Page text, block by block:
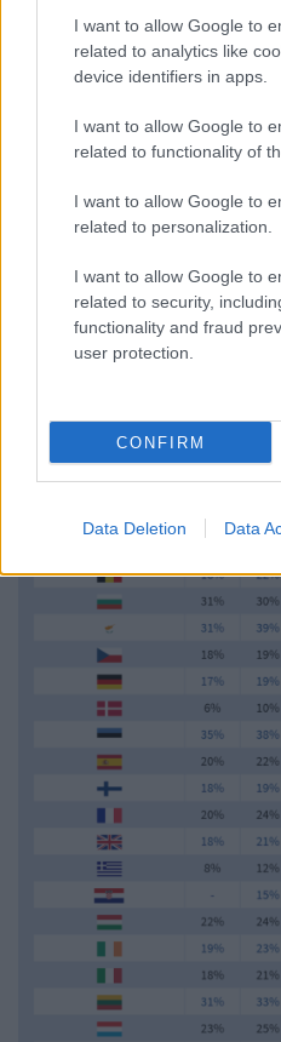
I want to allow Google to
related to analytics like
device identifiers in apps.
I want to allow Google to
related to functionality of
I want to allow Google to
related to personalization.
I want to allow Google to
related to security,
functionality and fraud
user protection.
CONFIRM
Data Deletion Data
azzal, hogy az új
alacsonyabb, leginkább a
modellek felé tereli.
szükség, hogy az autók
inkább arányos legyen
széndioxidot bocsátanak
Bár elengedhetetlen az új
kibocsátásának mielőbbi
indulásnak látszik a jövőre
korlátozás, de szükség
is. Napi utazásaink
használata helyett inkább
széndioxid-kibocsátást
megfeleljen az